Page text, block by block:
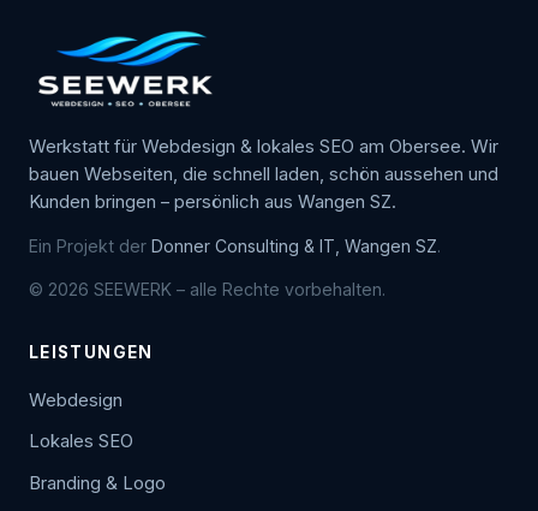
Werkstatt für Webdesign & lokales SEO am Obersee. Wir
bauen Webseiten, die schnell laden, schön aussehen und
Kunden bringen – persönlich aus Wangen SZ.
Ein Projekt der Donner Consulting & IT, Wangen SZ.
© 2026 SEEWERK – alle Rechte vorbehalten.
LEISTUNGEN
Webdesign
Lokales SEO
Branding & Logo